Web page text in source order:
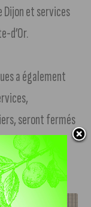
Dijon et services
d’Or.
a également
seront fermés